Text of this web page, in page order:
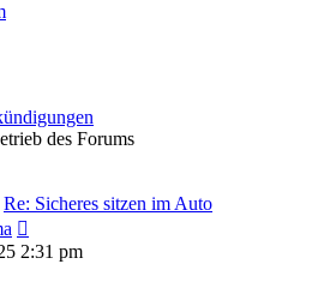
des Forums
Re: Sicheres sitzen im Auto
Beitrag
2:31 pm